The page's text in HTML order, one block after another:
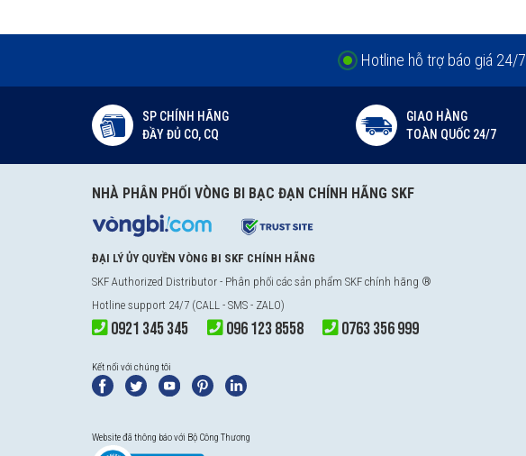
Hotline hỗ trợ báo giá 24/7
SP CHÍNH HÃNG
ĐẦY ĐỦ CO, CQ
GIAO HÀNG
TOÀN QUỐC 24/7
NHÀ PHÂN PHỐI VÒNG BI BẠC ĐẠN CHÍNH HÃNG SKF
ĐẠI LÝ ỦY QUYỀN VÒNG BI SKF CHÍNH HÃNG
SKF Authorized Distributor - Phân phối các sản phẩm SKF chính hãng ®
Hotline support 24/7 (CALL - SMS - ZALO)
0921 345 345 096 123 8558 0763 356 999
Kết nối với chúng tôi
Website đã thông báo với Bộ Công Thương